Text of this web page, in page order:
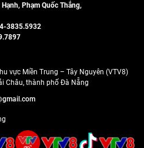
, Phạm Quốc Thắng,
3835.5932
vực Miền Trung – Tây Nguyên (VTV8)
Châu, thành phố Đà Nẵng